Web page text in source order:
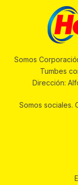
Somos
Tumbes
Dirección:
Somos sociales.